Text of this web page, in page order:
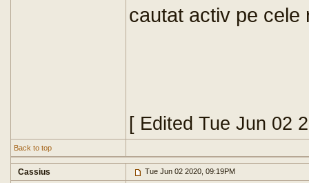
cautat activ pe cele
[ Edited Tue Jun 02
Back to top
Cassius Tue Jun 02 2020, 09:19PM